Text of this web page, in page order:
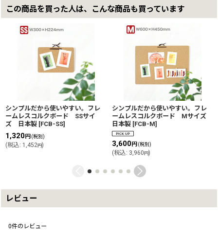
この商品を買った人は、こんな商品も買っています
シンプルだから使いやすい。フレ
ームレスコルクボード SSサイ
ズ 日本製 [FCB-SS]
1,320円 (税別)
(税込: 1,452円)
シンプルだから使いやすい。フレ
ームレスコルクボード Mサイズ
日本製 [FCB-M]
3,600円 (税別)
(税込: 3,960円)
レビュー
0件のレビュー